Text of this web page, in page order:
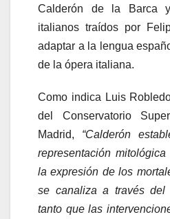
Calderón de la Barca
italianos traídos por
adaptar a la lengua
de la ópera italiana.
Como indica Luis
del Conservatorio
Madrid, “Calderón
representación
la expresión de los
se canaliza a través del
tanto que las